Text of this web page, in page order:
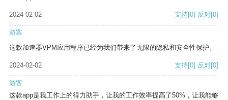
2024-02-02 支持[0] 反对[0]
游客
这款加速器VPM应用程序已经为我们带来了无限的隐私和安全性保护。
2024-02-02 支持[0] 反对[0]
游客
这款app是我工作上的得力助手，让我的工作效率提高了50%，让我能够